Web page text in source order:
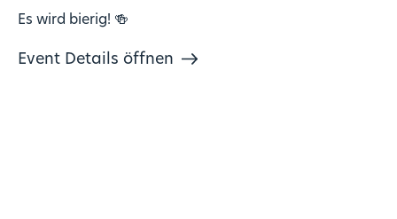
Es wird bierig! 🍻
Event Details öffnen